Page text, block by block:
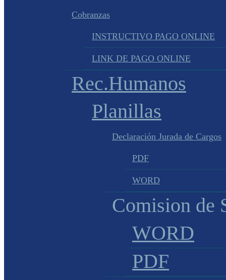
Cobranzas
INSTRUCTIVO PAGO ONLINE
LINK DE PAGO ONLINE
Rec.Humanos
Planillas
Declaración Jurada de Cargos
PDF
WORD
Comision de
WORD
PDF